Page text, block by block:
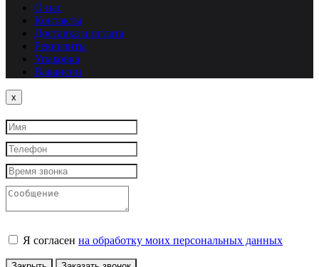
О нас
Контакты
Доставка и оплата
Реквизиты
Упаковка
Вакансии
x
Я согласен на обработку моих персональных данных